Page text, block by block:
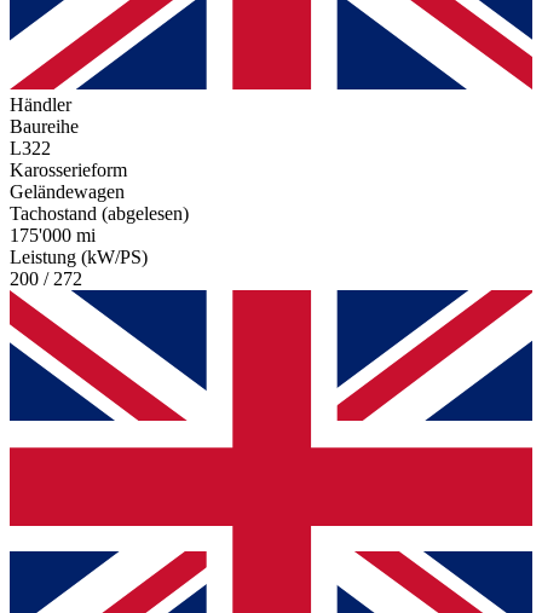
Händler
Baureihe
L322
Karosserieform
Geländewagen
Tachostand (abgelesen)
175'000 mi
Leistung (kW/PS)
200 / 272